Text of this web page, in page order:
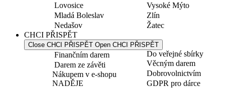
Lovosice
Mladá Boleslav
Nedašov
Vysoké Mýto
Zlín
Žatec
CHCI PŘISPĚT
Close CHCI PŘISPĚT Open CHCI PŘISPĚT
Finančním darem
Darem ze závěti
Nákupem v e-shopu
NADĚJE
Do veřejné sbírky
Věcným darem
Dobrovolnictvím
GDPR pro dárce